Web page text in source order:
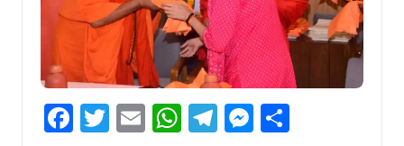
Facebook
Twitter
EmailWhatsApp
Telegram
Messenger